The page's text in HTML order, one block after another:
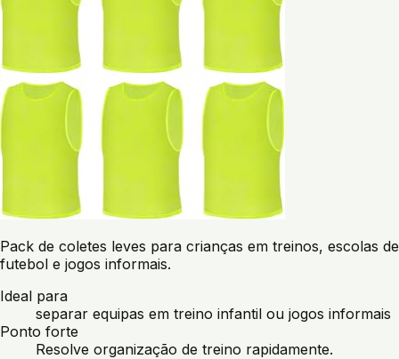
Pack de coletes leves para crianças em treinos, escolas de
futebol e jogos informais.
Ideal para
separar equipas em treino infantil ou jogos informais
Ponto forte
Resolve organização de treino rapidamente.